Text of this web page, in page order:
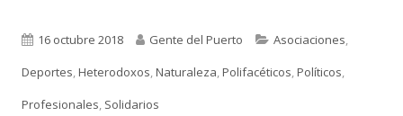
Publicado
el
16 octubre 2018 Autor
Gente del Puerto Categorías
Asociaciones,
Deportes,Heterodoxos,Naturaleza,Polifacéticos,Políticos,
Profesionales, Solidarios